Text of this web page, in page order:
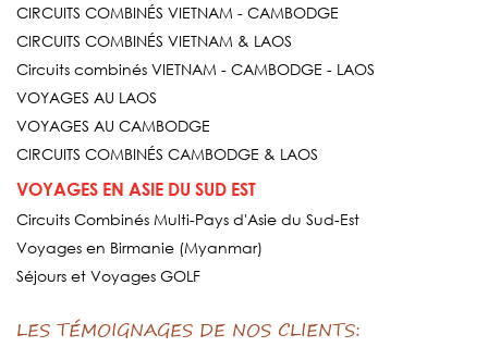
CIRCUITS COMBINÉS VIETNAM - CAMBODGE
CIRCUITS COMBINÉS VIETNAM & LAOS
Circuits combinés VIETNAM - CAMBODGE - LAOS
VOYAGES AU LAOS
VOYAGES AU CAMBODGE
CIRCUITS COMBINÉS CAMBODGE & LAOS
VOYAGES EN ASIE DU SUD EST
Circuits Combinés Multi-Pays d'Asie du Sud-Est
Voyages en Birmanie (Myanmar)
Séjours et Voyages GOLF
LES TÉMOIGNAGES DE NOS CLIENTS: